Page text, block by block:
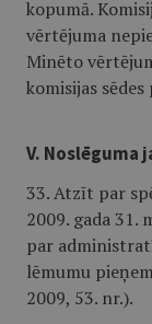
kopumā.
vērtējuma
Minēto
komisijas
V. Noslēguma
33. Atzīt par
2009. gada 31.
par
lēmumu
2009, 53. nr.).